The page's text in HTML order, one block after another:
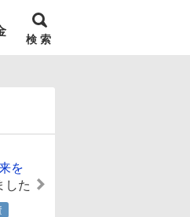
検 索
を
した